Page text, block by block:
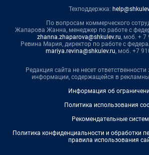
Техподдержка:
По вопросам коммерческого
Жапарова Жанна, менеджер по работе с
zhanna.zhaparova@shkulev.ru, моб. + 7
Ревина Мария, директор по работе с
mariya.revina@shkulev.ru, моб. +7
Редакция сайта не несет ответственности
информации, содержащейся в
Информация об
Политика использования
Рекомендательные
Политика конфиденциальности и обработки
правила использования